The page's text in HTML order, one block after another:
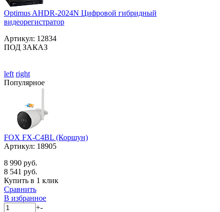
Optimus AHDR-2024N Цифровой гибридный
видеорегистратор
Артикул: 12834
ПОД ЗАКАЗ
left right
Популярное
FOX FX-C4BL (Коршун)
Артикул: 18905
8 990 руб.
8 541 руб.
Купить в 1 клик
Сравнить
В избранное
+-